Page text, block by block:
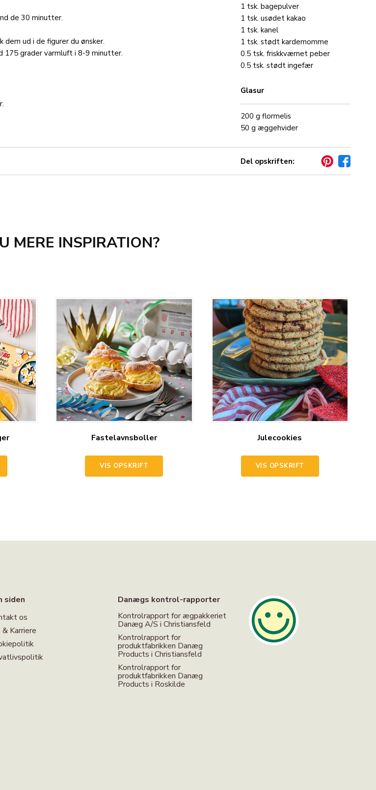
de 30 minutter.
ud i de figurer du ønsker.
175 grader varmluft i 8-9 minutter.
1 tsk. bagepulver
1 tsk. usødet kakao
1 tsk. kanel
1 tsk. stødt kardemomme
0.5 tsk. friskkværnet peber
0.5 tsk. stødt ingefær
Glasur
200 g flormelis
50 g æggehvider
Del opskriften:
MERE INSPIRATION?
Fastelavnsboller
VIS OPSKRIFT
Julecookies
VIS OPSKRIFT
siden
os
& Karriere
Danægs kontrol-rapporter
Kontrolrapport for ægpakkeriet
Danæg A/S i Christiansfeld
Kontrolrapport for
produktfabrikken Danæg
Products i Christiansfeld
Kontrolrapport for
produktfabrikken Danæg
Products i Roskilde